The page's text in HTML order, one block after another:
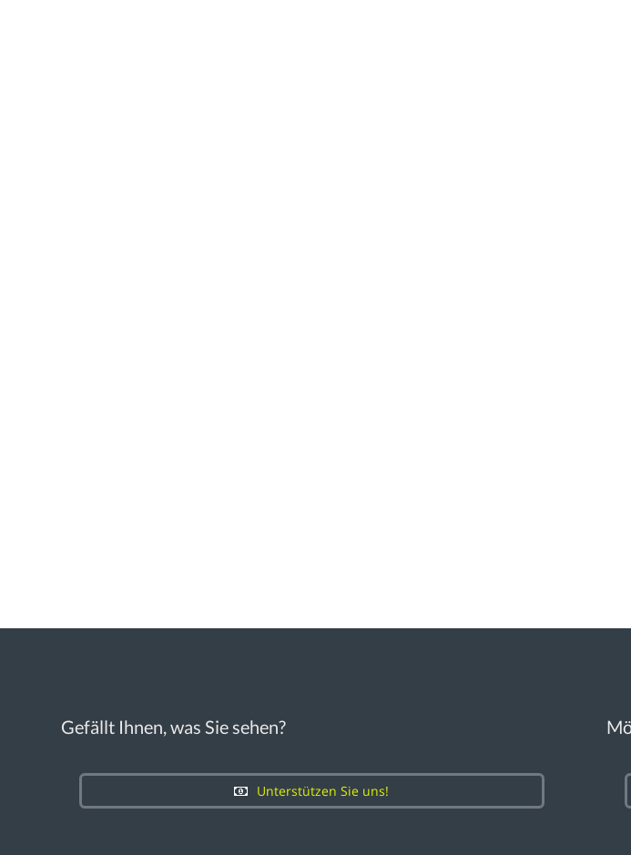
Gefällt Ihnen, was Sie sehen?
Unterstützen Sie uns!